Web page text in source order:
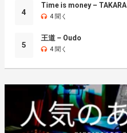
4
Time is money – TAKARA
4 聞く
5
王道 – Oudo
4 聞く